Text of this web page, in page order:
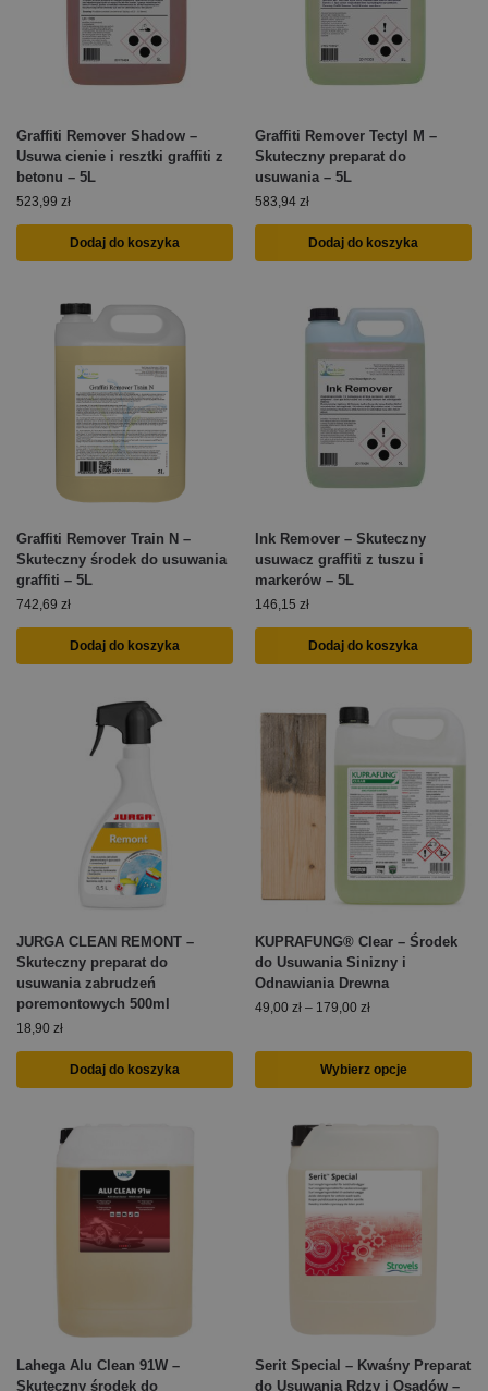
Graffiti Remover Shadow –
Usuwa cienie i resztki graffiti z
betonu – 5L
523,99 zł
Dodaj do koszyka
Graffiti Remover Tectyl M –
Skuteczny preparat do
usuwania – 5L
583,94 zł
Dodaj do koszyka
Graffiti Remover Train N –
Skuteczny środek do usuwania
graffiti – 5L
742,69 zł
Dodaj do koszyka
Ink Remover – Skuteczny
usuwacz graffiti z tuszu i
markerów – 5L
146,15 zł
Dodaj do koszyka
JURGA CLEAN REMONT –
Skuteczny preparat do
usuwania zabrudzeń
poremontowych 500ml
18,90 zł
Dodaj do koszyka
KUPRAFUNG® Clear – Środek
do Usuwania Sinizny i
Odnawiania Drewna
49,00 zł – 179,00 zł
Wybierz opcje
Lahega Alu Clean 91W –
Skuteczny środek do
Serit Special – Kwaśny Preparat
do Usuwania Rdzy i Osadów –